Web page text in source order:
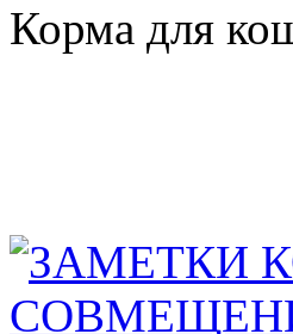
Корма для